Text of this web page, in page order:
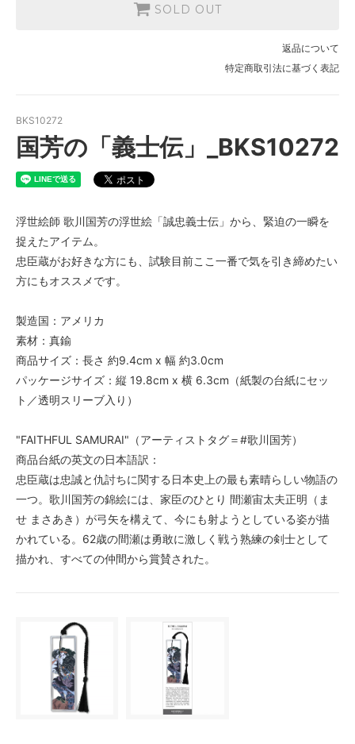
SOLD OUT
返品について
特定商取引法に基づく表記
BKS10272
国芳の「義士伝」_BKS10272
浮世絵師 歌川国芳の浮世絵「誠忠義士伝」から、緊迫の一瞬を
捉えたアイテム。
忠臣蔵がお好きな方にも、試験目前ここ一番で気を引き締めたい
方にもオススメです。
製造国：アメリカ
素材：真鍮
商品サイズ：長さ 約9.4cm x 幅 約3.0cm
パッケージサイズ：縦 19.8cm x 横 6.3cm（紙製の台紙にセッ
ト／透明スリーブ入り）
"FAITHFUL SAMURAI"（アーティストタグ＝#歌川国芳）
商品台紙の英文の日本語訳：
忠臣蔵は忠誠と仇討ちに関する日本史上の最も素晴らしい物語の
一つ。歌川国芳の錦絵には、家臣のひとり 間瀬宙太夫正明（ま
せ まさあき）が弓矢を構えて、今にも射ようとしている姿が描
かれている。62歳の間瀬は勇敢に激しく戦う熟練の剣士として
描かれ、すべての仲間から賞賛された。